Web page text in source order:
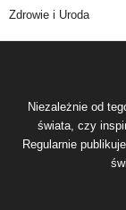
Zdrowie i Uroda
Niezależnie od
świata, czy
Regularnie